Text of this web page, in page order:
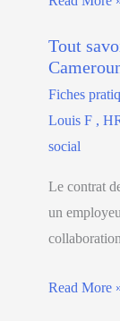
Tout
Fiches
Louis F ,
social
Le contrat
un
Read More